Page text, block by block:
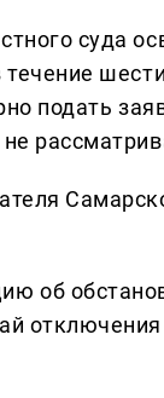
суда
подать
об
отключения